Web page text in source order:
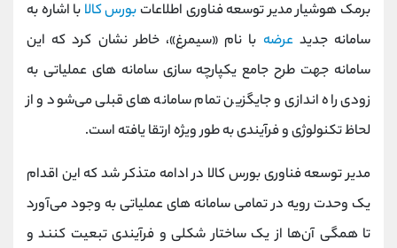
برمک هوشیار مدیر توسعه فناوری اطلاعات بورس کالا با اشاره به
سامانه جدیدعرضه با نام «سیمرغ»، خاطر نشان کرد که این
سامانه جهت طرح جامع یکپارچه سازی سامانه های عملیاتی به
زودی راه اندازی و جایگزین تمام سامانه های قبلی می‌شود و از
لحاظ تکنولوژی و فرآیندی به طور ویژه ارتقا یافته است.
مدیر توسعه فناوری بورس کالا در ادامه متذکر شد که این اقدام
یک وحدت رویه در تمامی سامانه های عملیاتی به وجود می‌آورد
تا همگی آن‌ها از یک ساختار شکلی و فرآیندی تبعیت کنند و
021-22021030
بدون پیش شماره 90001030
اینستاگرام @alireza.mehrabii
کانال تلگرام @alirezamehrabi_com